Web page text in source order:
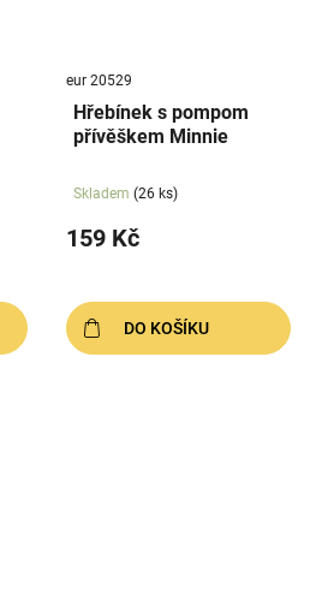
eur 20529
Hřebínek s pompom
přívěškem Minnie
Skladem (26 ks)
159 Kč
DO KOŠÍKU